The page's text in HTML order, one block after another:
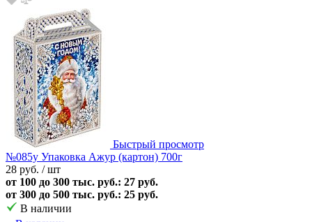
Быстрый просмотр
№085у Упаковка Ажур (картон) 700г
28 руб. / шт
от 100 до 300 тыс. руб.: 27 руб.
от 300 до 500 тыс. руб.: 25 руб.
В наличии